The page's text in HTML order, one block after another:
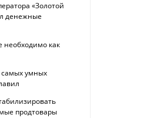
«Золотой
денежные
необходимо как
умных
продтовары